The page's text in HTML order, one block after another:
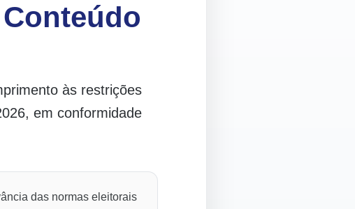
às restrições
em conformidade
das normas eleitorais